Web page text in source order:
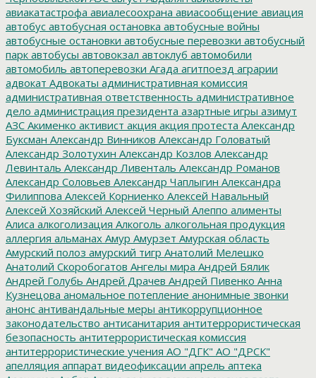
авиакатастрофа авиалесоохрана авиасообщение авиация
автобус автобусная остановка автобусные войны
автобусные остановки автобусные перевозки автобусный
парк автобусы автовокзал автоклуб автомобили
автомобиль автоперевозки Агада агитпоезд аграрии
адвокат Адвокаты административная комиссия
административная ответственность административное
дело администрация президента азартные игры азимут
АЗС Акименко активист акция акция протеста Александр
Буксман Александр Винников Александр Головатый
Александр Золотухин Александр Козлов Александр
Левинталь Александр Ливенталь Александр Романов
Александр Соловьев Александр Чаплыгин Александра
Филиппова Алексей Корниенко Алексей Навальный
Алексей Хозяйский Алексей Черный Алеппо алименты
Алиса алкоголизация Алкоголь алкогольная продукция
аллергия альманах Амур Амурзет Амурская область
Амурский полоз амурский тигр Анатолий Мелешко
Анатолий Скоробогатов Ангелы мира Андрей Бялик
Андрей Голубь Андрей Драчев Андрей Пивенко Анна
Кузнецова аномальное потепление анонимные звонки
анонс антивандальные меры антикоррупционное
законодательство антисанитария антитеррористическая
безопасность антитеррористическая комиссия
антитеррористические учения АО "ДГК" АО "ДРСК"
апелляция аппарат видеофиксации апрель аптека